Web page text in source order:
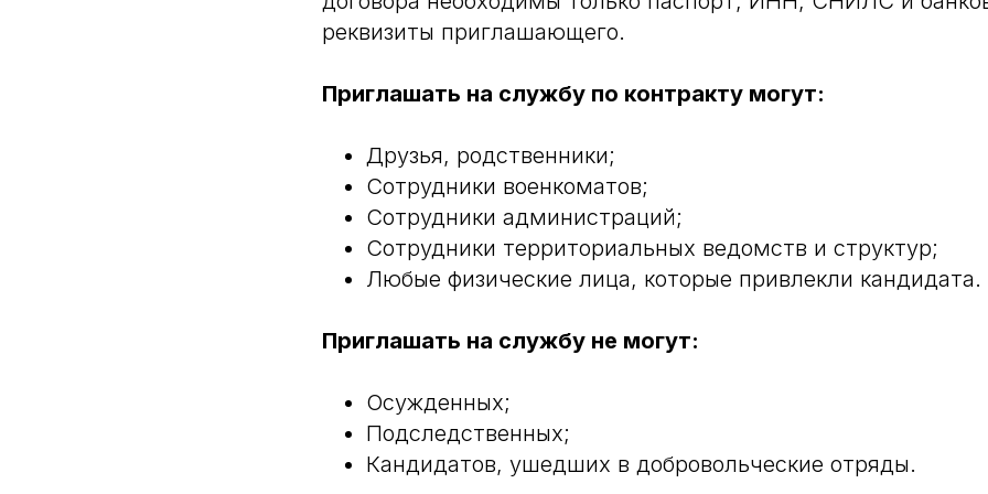
реквизиты приглашающего.
Приглашать на службу по контракту могут:
Друзья, родственники;
Сотрудники военкоматов;
Сотрудники администраций;
Сотрудники территориальных ведомств и структур;
Любые физические лица, которые привлекли кандидата.
Приглашать на службу не могут:
Осужденных;
Подследственных;
Кандидатов, ушедших в добровольческие отряды.